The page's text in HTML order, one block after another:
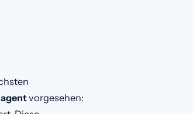
agentvorgesehen: